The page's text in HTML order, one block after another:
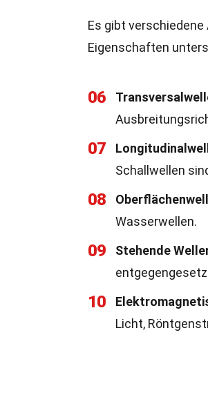
Es gibt
Eigenschaften
06
07
Schallwellen
08
Wasserwellen.
09 Stehende
10
Licht,